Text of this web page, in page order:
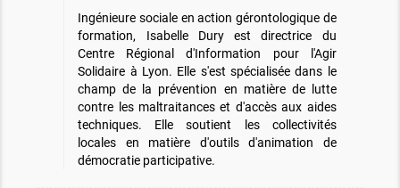
Ingénieure sociale en action gérontologique de
formation, Isabelle Dury est directrice du
Centre Régional d'Information pour l'Agir
Solidaire à Lyon. Elle s'est spécialisée dans le
champ de la prévention en matière de lutte
contre les maltraitances et d'accès aux aides
techniques. Elle soutient les collectivités
locales en matière d'outils d'animation de
démocratie participative.